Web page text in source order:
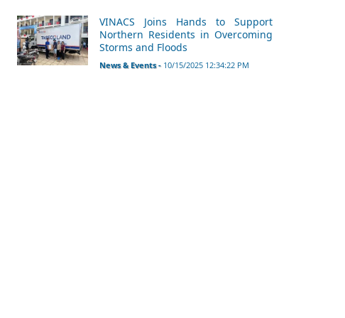
VINACS Joins Hands to Support
Northern Residents in Overcoming
Storms and Floods
News & Events - 10/15/2025 12:34:22 PM